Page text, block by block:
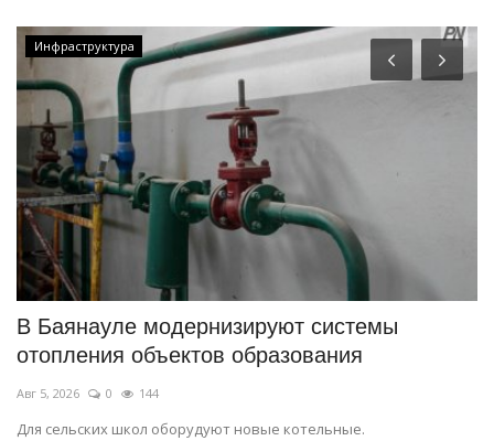
Инфраструктура
В Баянауле модернизируют системы
отопления объектов образования
Авг 5, 2026 0 144
Для сельских школ оборудуют новые котельные.